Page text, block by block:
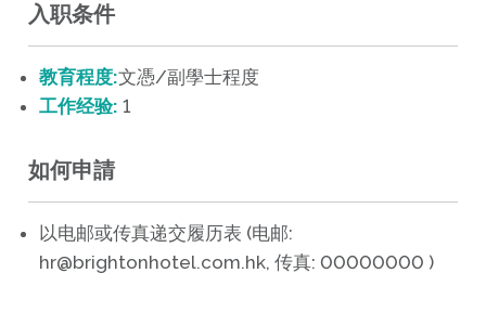
入职条件
教育程度:文憑/副學士程度
工作经验: 1
如何申請
以电邮或传真递交履历表 (电邮:
hr@brightonhotel.com.hk, 传真: 00000000 )